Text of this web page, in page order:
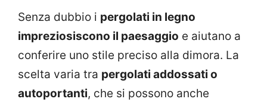
Senza dubbio i pergolati in legno
impreziosiscono il paesaggio e aiutano a
conferire uno stile preciso alla dimora. La
scelta varia tra pergolati addossati o
autoportanti, che si possono anche